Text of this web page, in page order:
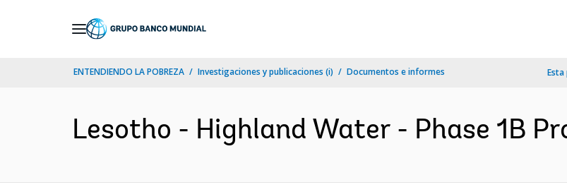
ENTENDIENDO LA POBREZA Investigaciones y publicaciones (i) Documentos e informes Esta
Lesotho - Highland Water - Phase 1B